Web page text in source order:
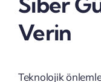
Verin
Teknolojik